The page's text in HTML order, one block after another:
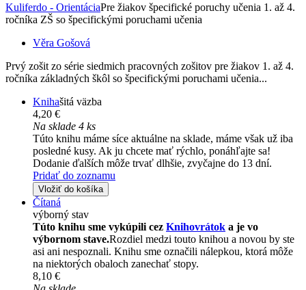
Kuliferdo - OrientáciaPre žiakov špecifické poruchy učenia 1. až 4.
ročníka ZŠ so špecifickými poruchami učenia
Věra Gošová
Prvý zošit zo série siedmich pracovných zošitov pre žiakov 1. až 4.
ročníka základných škôl so špecifickými poruchami učenia...
Knihašitá väzba
4,20 €
Na sklade 4 ks
Túto knihu máme síce aktuálne na sklade, máme však už iba
posledné kusy. Ak ju chcete mať rýchlo, ponáhľajte sa!
Dodanie ďalších môže trvať dlhšie, zvyčajne do 13 dní.
Pridať do zoznamu
Vložiť do košíka
Čítaná
výborný stav
Túto knihu sme vykúpili cez Knihovrátok a je vo
výbornom stave.Rozdiel medzi touto knihou a novou by ste
asi ani nespoznali. Knihu sme označili nálepkou, ktorá môže
na niektorých obaloch zanechať stopy.
8,10 €